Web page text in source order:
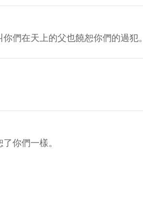
們在天上的父也饒恕你們的過犯。
你們一樣。